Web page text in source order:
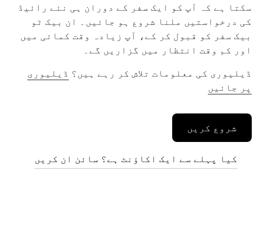
سکتا ہے کہ آپ کو ایک سفر کے دوران ہی نئے رائیڈ
کی درخواستیں ملنا شروع ہو جائیں۔ ان بیک ٹو
بیک سفر کو قبول کر کے، آپ زیادہ وقت کمائی میں
اور کم وقت انتظار میں گزاریں گے۔
ڈیلیوری کی معلومات تلاش کر رہے ہیں؟ ڈیلیوری
پر جائیں
شروع کریں
کیا پہلے سے ایک اکاؤنٹ ہے؟ سائن ان کریں